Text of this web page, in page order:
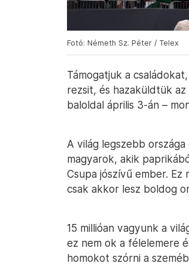
Fotó: Németh Sz. Péter / Telex
Támogatjuk a
rezsit, és hazaküldtük
baloldal április 3-án –
A világ legszebb
magyarok, akik
Csupa jószívű ember.
csak akkor lesz boldog
15 millióan vagyunk a
ez nem ok a félelemere
homokot szórni a